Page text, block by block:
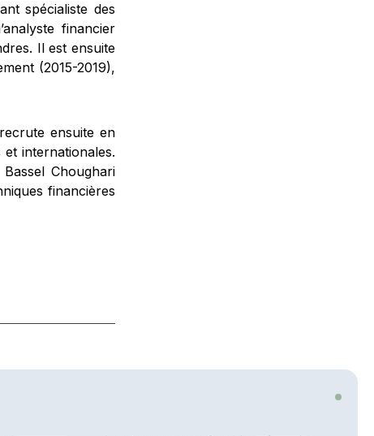
spécialiste des
financier
Il est ensuite
(2015-2019),
ensuite en
internationales.
Choughari
financières